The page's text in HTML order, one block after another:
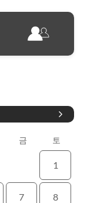
금 토
1
7 8